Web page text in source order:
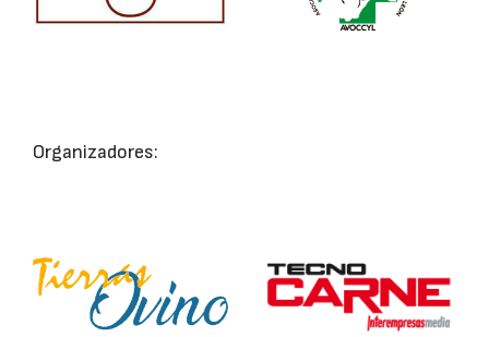
Organizadores: